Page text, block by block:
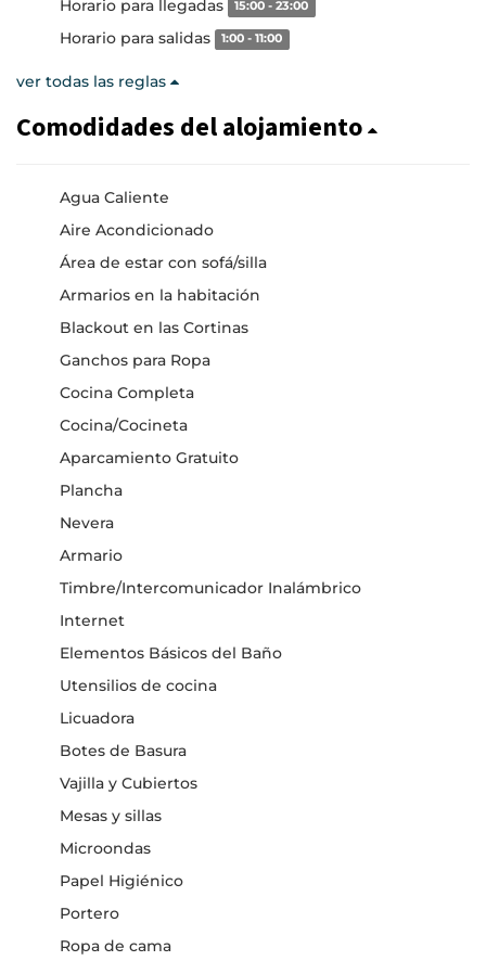
Horario para llegadas 15:00 - 23:00
Horario para salidas 1:00 - 11:00
ver todas las reglas
Comodidades del alojamiento
Agua Caliente
Aire Acondicionado
Área de estar con sofá/silla
Armarios en la habitación
Blackout en las Cortinas
Ganchos para Ropa
Cocina Completa
Cocina/Cocineta
Aparcamiento Gratuito
Plancha
Nevera
Armario
Timbre/Intercomunicador Inalámbrico
Internet
Elementos Básicos del Baño
Utensilios de cocina
Licuadora
Botes de Basura
Vajilla y Cubiertos
Mesas y sillas
Microondas
Papel Higiénico
Portero
Ropa de cama